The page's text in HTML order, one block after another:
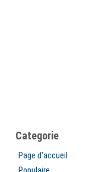
Categorie
Page d'accueil
Populaire